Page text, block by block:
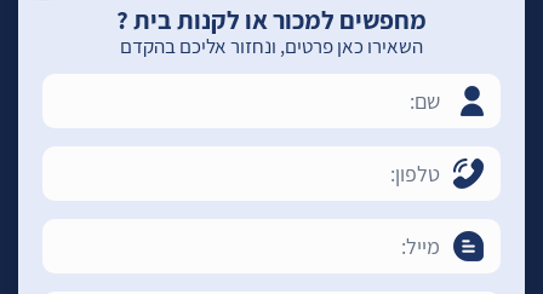
מחפשים למכור או לקנות בית ?
השאירו כאן פרטים, ונחזור אליכם בהקדם